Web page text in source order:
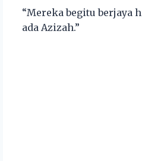
“Mereka begitu berjaya
ada Azizah.”